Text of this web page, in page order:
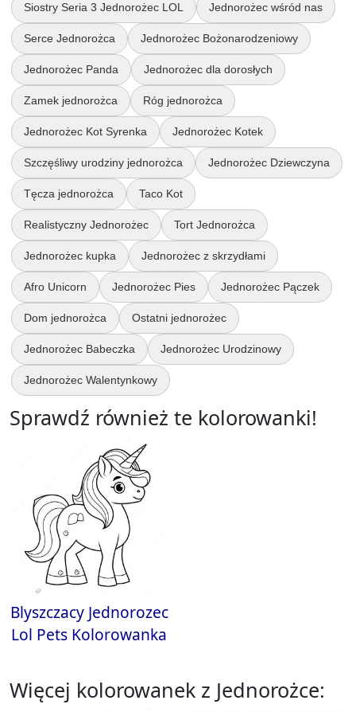
Siostry Seria 3 Jednorożec LOL Jednorożec wśród nas
Serce Jednorożca Jednorożec Bożonarodzeniowy
Jednorożec Panda Jednorożec dla dorosłych
Zamek jednorożca Róg jednorożca
Jednorożec Kot Syrenka Jednorożec Kotek
Szczęśliwy urodziny jednorożca Jednorożec Dziewczyna
Tęcza jednorożca Taco Kot
Realistyczny Jednorożec Tort Jednorożca
Jednorożec kupka Jednorożec z skrzydłami
Afro Unicorn Jednorożec Pies Jednorożec Pączek
Dom jednorożca Ostatni jednorożec
Jednorożec Babeczka Jednorożec Urodzinowy
Jednorożec Walentynkowy
Sprawdź również te kolorowanki!
Blyszczacy Jednorozec
Lol Pets Kolorowanka
Więcej kolorowanek z Jednorożce: